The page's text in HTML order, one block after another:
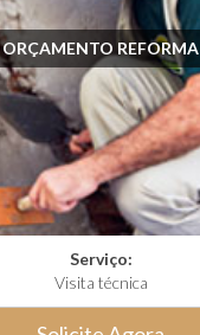
ORÇAMENTO REFORMA
Serviço:
Visita técnica